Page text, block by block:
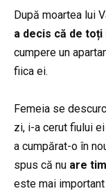
După moartea lui
a decis că de
cumpere un
fiica ei.
Femeia se
zi, i-a cerut fiului
a cumpărat-o în
spus că nu are
este mai